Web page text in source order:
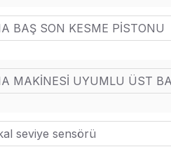
BAŞ SON KESME PİSTONU
MAKİNESİ UYUMLU ÜST
seviye sensörü